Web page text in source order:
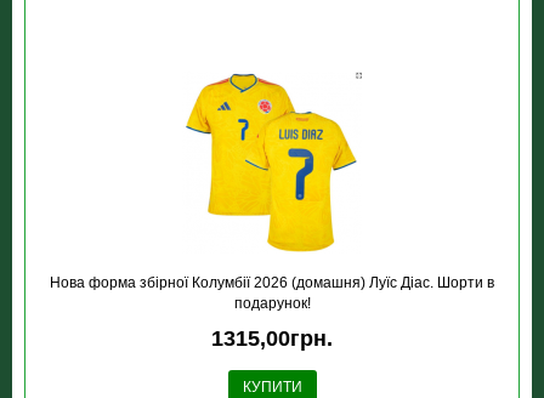
Нова форма збірної Колумбії 2026 (домашня) Луїс Діас. Шорти в
подарунок!
1315,00грн.
КУПИТИ